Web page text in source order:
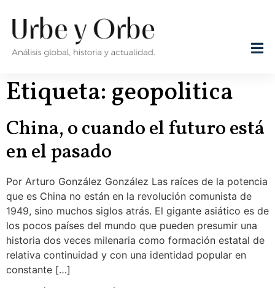
Etiqueta: geopolitica
China, o cuando el futuro está
en el pasado
Por Arturo González González Las raíces de la potencia
que es China no están en la revolución comunista de
1949, sino muchos siglos atrás. El gigante asiático es de
los pocos países del mundo que pueden presumir una
historia dos veces milenaria como formación estatal de
relativa continuidad y con una identidad popular en
constante […]